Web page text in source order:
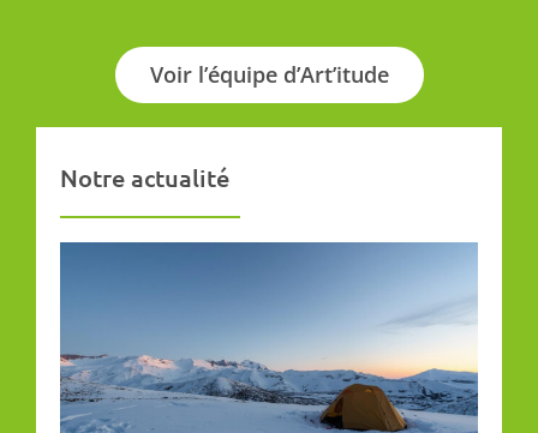
Voir l’équipe d’Art’itude
Notre actualité